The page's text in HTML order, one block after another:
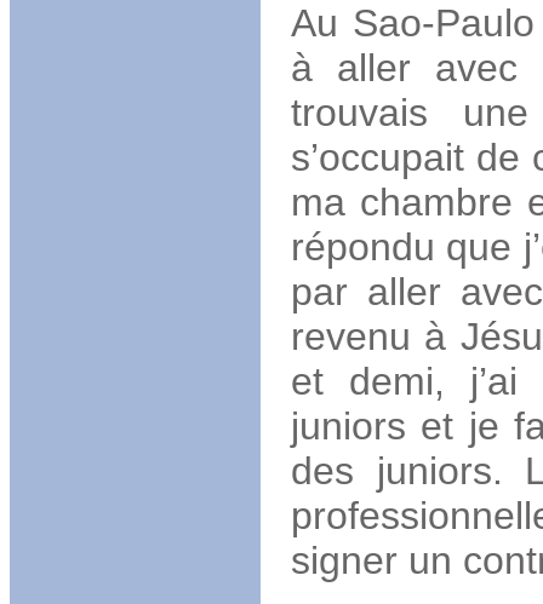
Au Sao-
à aller avec
trouvais
s’occupait de
ma chambre
répondu que
par aller
revenu à
et demi, j’ai
juniors et je
des juniors.
signer un